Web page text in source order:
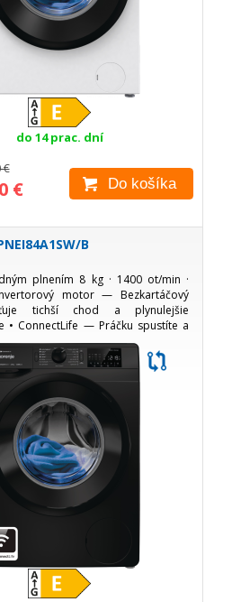
do 14 prac. dní
€
€ Do košíka
B
plnením 8 kg · 1400 ot/min ·
motor — Bezkartáčový
tichší chod a plynulejšie
• ConnectLife — Práčku spustíte a
aplikáciu v mobile odkiaľkoľvek,